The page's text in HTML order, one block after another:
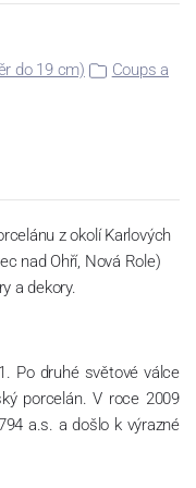
do 19 cm)
Coups a
z okolí Karlových
nad Ohří, Nová Role)
a dekory.
Po druhé světové válce
porcelán. V roce 2009
a.s. a došlo k výrazné
i provoz servis a výroba